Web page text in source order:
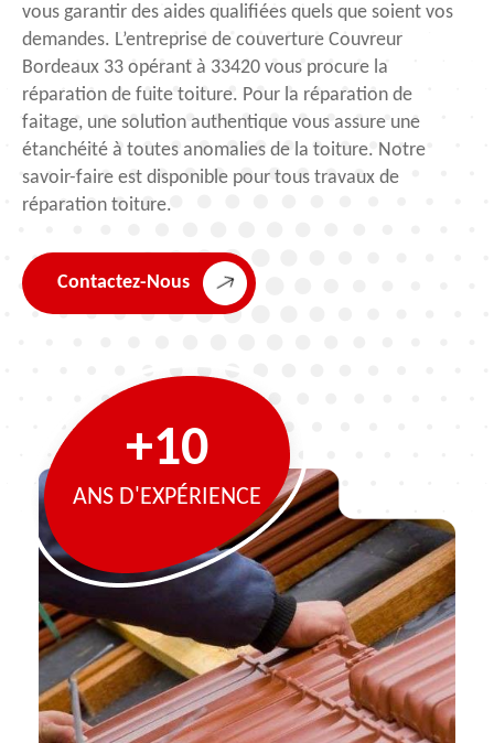
vous garantir des aides qualifiées quels que soient vos
demandes. L’entreprise de couverture Couvreur
Bordeaux 33 opérant à 33420 vous procure la
réparation de fuite toiture. Pour la réparation de
faitage, une solution authentique vous assure une
étanchéité à toutes anomalies de la toiture. Notre
savoir-faire est disponible pour tous travaux de
réparation toiture.
Contactez-Nous
+10
ANS D'EXPÉRIENCE